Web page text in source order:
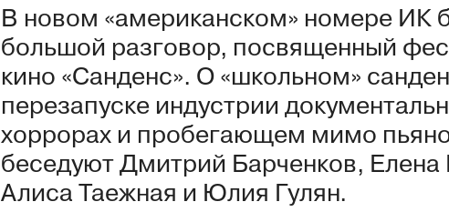
В новом «американском» номере ИК
большой разговор, посвященный
кино «Санденс». О «школьном»
перезапуске индустрии
хоррорах и пробегающем мимо
беседуют Дмитрий Барченков,
Алиса Таежная и Юлия Гулян.